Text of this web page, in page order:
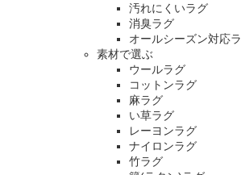
汚れにくいラグ
消臭ラグ
オールシーズン対応
素材で選ぶ
ウールラグ
コットンラグ
麻ラグ
い草ラグ
レーヨンラグ
ナイロンラグ
竹ラグ